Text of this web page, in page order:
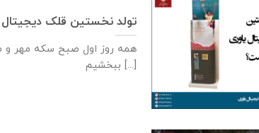
تولد نخستین قلک دیجیتال
همه روز اول صبح سكه مهر و
ببخشيم [...]